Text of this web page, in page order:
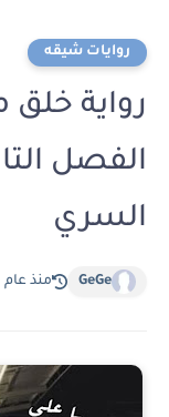
روايات شيقه
رواية
السري
GeGe منذ عام